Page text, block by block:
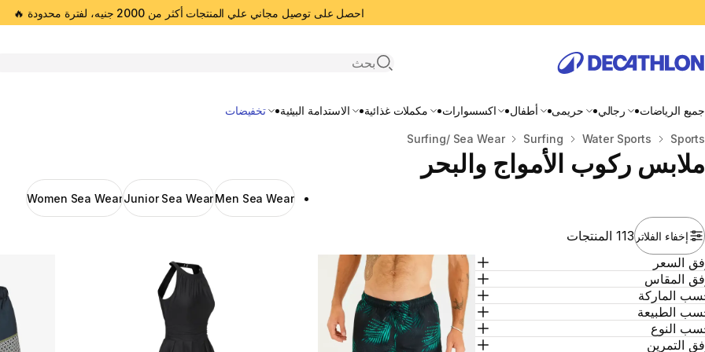
احصل على توصيل مجاني علي المنتجات أكثر من 2000 جنيه، لفترة محدودة 🔥
Open search
جميع الرياضات رجالي حريمى أطفال اكسسوارات مكملات غذائية الاستدامة البيئية تخفيضات
المنزل
Sports
Water Sports
Surfing
Surfing/ Sea Wear
ملابس ركوب الأمواج والبحر
Men Sea Wear
Junior Sea Wear
Women Sea Wear
إخفاء الفلاتر113 المنتجات
السعر
المقاس
الماركة
الطبيعة
النوع
التمرين